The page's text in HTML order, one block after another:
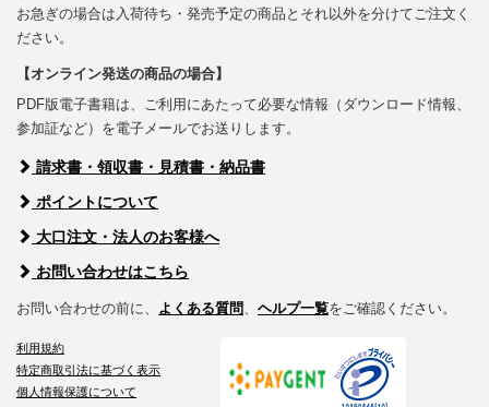
お急ぎの場合は入荷待ち・発売予定の商品とそれ以外を分けてご注文く
ださい。
【オンライン発送の商品の場合】
PDF版電子書籍は、ご利用にあたって必要な情報（ダウンロード情報、
参加証など）を電子メールでお送りします。
請求書・領収書・見積書・納品書
ポイントについて
大口注文・法人のお客様へ
お問い合わせはこちら
お問い合わせの前に、 よくある質問、 ヘルプ一覧をご確認ください。
利用規約
特定商取引法に基づく表示
個人情報保護について